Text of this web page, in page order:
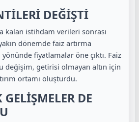
DEĞİŞTİ
kalan istihdam verileri sonrası
dönemde faiz artırma
fiyatlamalar öne çıktı. Faiz
değişim, getirisi olmayan altın için
ortamı oluşturdu.
DE